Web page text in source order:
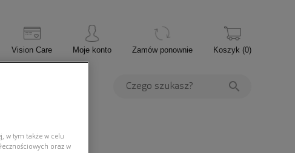
Vision Care Moje konto Zamów ponownie Koszyk (0)
w tym także w celu
oraz w